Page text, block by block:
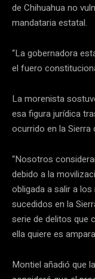
de Chihuahua no
mandataria estatal.
“La gobernadora
el fuero
La morenista
esa figura jurídica
ocurrido en la Sierra
“Nosotros
debido a la
obligada a salir a
sucedidos en la
serie de delitos que
ella quiere es
Montiel añadió que